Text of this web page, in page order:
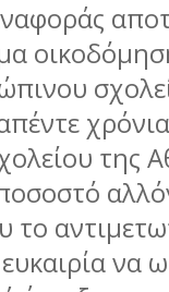
της
το
να